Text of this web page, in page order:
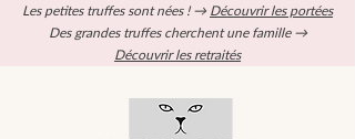
Les petites truffes sont nées ! → Découvrir les portées
Des grandes truffes cherchent une famille →
Découvrir les retraités